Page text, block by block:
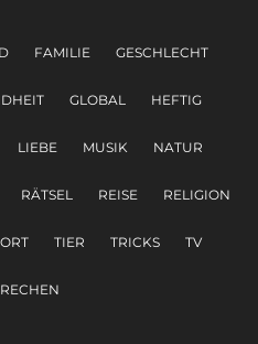
FAMILIE GESCHLECHT
GLOBAL HEFTIG
LIEBE MUSIK NATUR
RÄTSEL REISE RELIGION
TIER TRICKS TV